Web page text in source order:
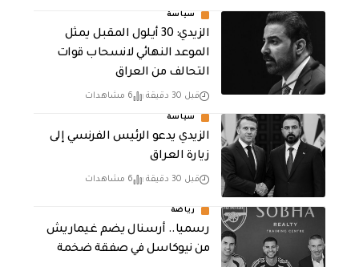
سياسة
الزيدي: 30 أيلول المقبل يمثل
الموعد النهائي لانسحاب قوات
التحالف من العراق
قبل 30 دقيقة 6 مشاهدات
سياسة
الزيدي يدعو الرئيس الفرنسي إلى
زيارة العراق
قبل 30 دقيقة 6 مشاهدات
رياضة
رسميا.. أرسنال يضم غيماريش
من نيوكاسل في صفقة ضخمة